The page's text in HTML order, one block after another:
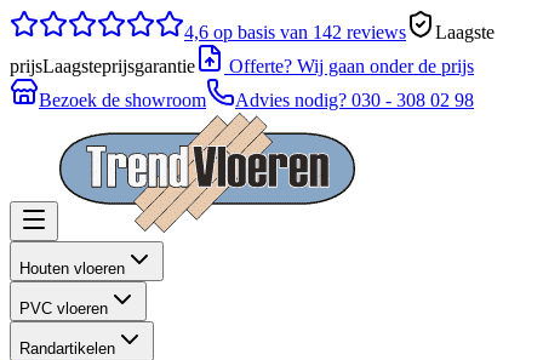
4,6 op basis van 142 reviews
Laagste
prijsLaagsteprijsgarantie
Offerte? Wij gaan onder de prijs
Bezoek de showroom
Advies nodig? 030 - 308 02 98
Houten vloeren
PVC vloeren
Randartikelen